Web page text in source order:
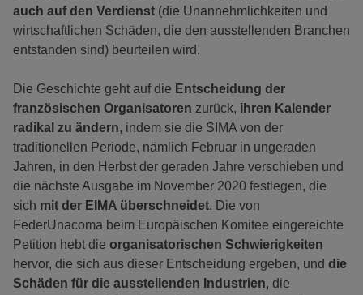
auch auf den Verdienst (die Unannehmlichkeiten und
wirtschaftlichen Schäden, die den ausstellenden Branchen
entstanden sind) beurteilen wird.
Die Geschichte geht auf die Entscheidung der
französischen Organisatoren zurück, ihren Kalender
radikal zu ändern, indem sie die SIMA von der
traditionellen Periode, nämlich Februar in ungeraden
Jahren, in den Herbst der geraden Jahre verschieben und
die nächste Ausgabe im November 2020 festlegen, die
sich mit der EIMA überschneidet. Die von
FederUnacoma beim Europäischen Komitee eingereichte
Petition hebt die organisatorischen Schwierigkeiten
hervor, die sich aus dieser Entscheidung ergeben, und die
Schäden für die ausstellenden Industrien, die